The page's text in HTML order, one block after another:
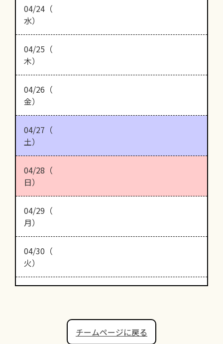
04/24（
水）
04/25（
木）
04/26（
金）
04/27（
土）
04/28（
日）
04/29（
月）
04/30（
火）
チームページに戻る